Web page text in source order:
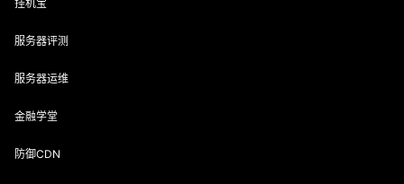
挂机宝
服务器评测
服务器运维
金融学堂
防御CDN